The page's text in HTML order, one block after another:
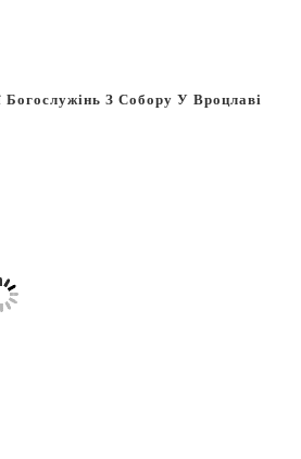
Богослужінь З Собору У Вроцлаві